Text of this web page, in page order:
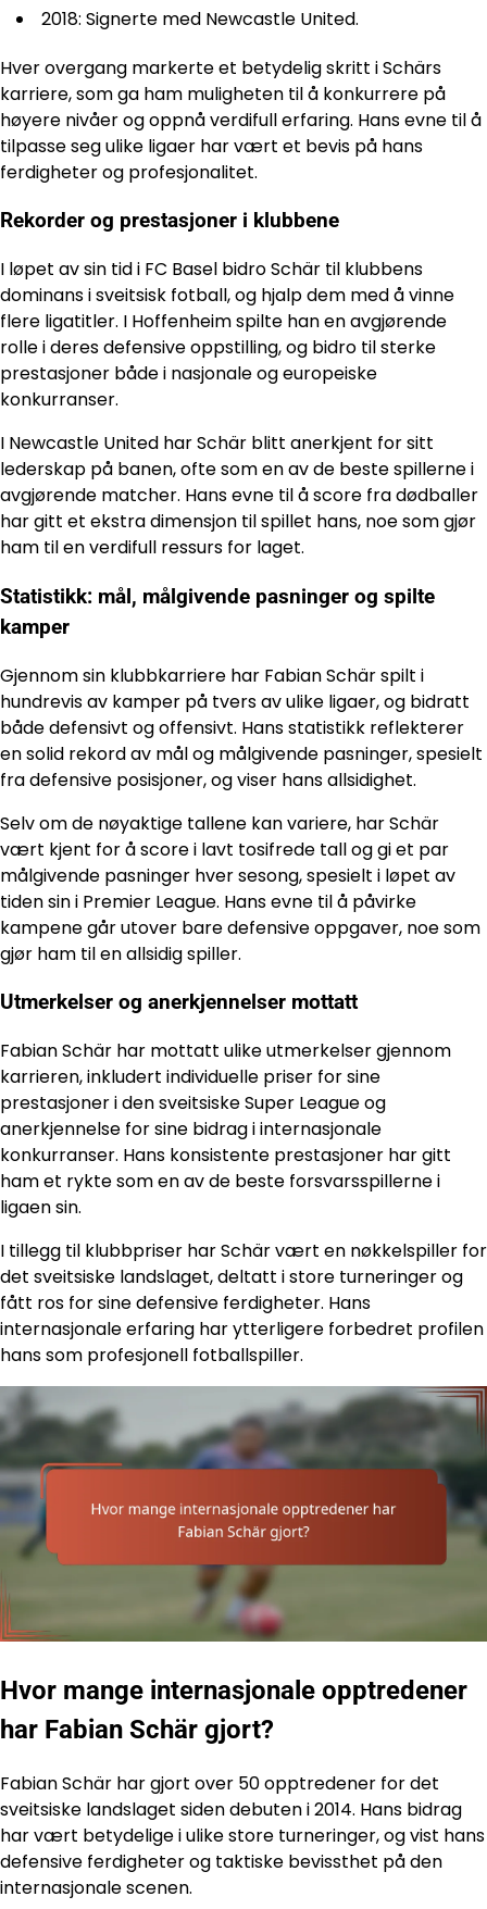
2018: Signerte med Newcastle United.
Hver overgang markerte et betydelig skritt i Schärs
karriere, som ga ham muligheten til å konkurrere på
høyere nivåer og oppnå verdifull erfaring. Hans evne til å
tilpasse seg ulike ligaer har vært et bevis på hans
ferdigheter og profesjonalitet.
Rekorder og prestasjoner i klubbene
I løpet av sin tid i FC Basel bidro Schär til klubbens
dominans i sveitsisk fotball, og hjalp dem med å vinne
flere ligatitler. I Hoffenheim spilte han en avgjørende
rolle i deres defensive oppstilling, og bidro til sterke
prestasjoner både i nasjonale og europeiske
konkurranser.
I Newcastle United har Schär blitt anerkjent for sitt
lederskap på banen, ofte som en av de beste spillerne i
avgjørende matcher. Hans evne til å score fra dødballer
har gitt et ekstra dimensjon til spillet hans, noe som gjør
ham til en verdifull ressurs for laget.
Statistikk: mål, målgivende pasninger og spilte
kamper
Gjennom sin klubbkarriere har Fabian Schär spilt i
hundrevis av kamper på tvers av ulike ligaer, og bidratt
både defensivt og offensivt. Hans statistikk reflekterer
en solid rekord av mål og målgivende pasninger, spesielt
fra defensive posisjoner, og viser hans allsidighet.
Selv om de nøyaktige tallene kan variere, har Schär
vært kjent for å score i lavt tosifrede tall og gi et par
målgivende pasninger hver sesong, spesielt i løpet av
tiden sin i Premier League. Hans evne til å påvirke
kampene går utover bare defensive oppgaver, noe som
gjør ham til en allsidig spiller.
Utmerkelser og anerkjennelser mottatt
Fabian Schär har mottatt ulike utmerkelser gjennom
karrieren, inkludert individuelle priser for sine
prestasjoner i den sveitsiske Super League og
anerkjennelse for sine bidrag i internasjonale
konkurranser. Hans konsistente prestasjoner har gitt
ham et rykte som en av de beste forsvarsspillerne i
ligaen sin.
I tillegg til klubbpriser har Schär vært en nøkkelspiller for
det sveitsiske landslaget, deltatt i store turneringer og
fått ros for sine defensive ferdigheter. Hans
internasjonale erfaring har ytterligere forbedret profilen
hans som profesjonell fotballspiller.
Hvor mange internasjonale opptredener
har Fabian Schär gjort?
Fabian Schär har gjort over 50 opptredener for det
sveitsiske landslaget siden debuten i 2014. Hans bidrag
har vært betydelige i ulike store turneringer, og vist hans
defensive ferdigheter og taktiske bevissthet på den
internasjonale scenen.